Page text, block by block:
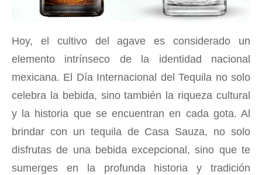
Hoy, el cultivo del agave es considerado un
elemento intrínseco de la identidad nacional
mexicana. El Día Internacional del Tequila no solo
celebra la bebida, sino también la riqueza cultural
y la historia que se encuentran en cada gota. Al
brindar con un tequila de Casa Sauza, no solo
disfrutas de una bebida excepcional, sino que te
sumerges en la profunda historia y tradición